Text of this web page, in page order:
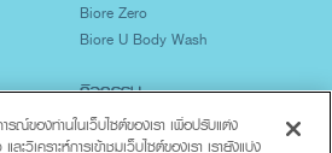
Biore Zero
Biore U Body Wash
กิจกรรม
รณ์ของท่านในเว็บไซต์ของเรา เพื่อปรับแต่ง
ะวิเคราะห์การเข้าชมเว็บไซต์ของเรา เรายังแบ่ง